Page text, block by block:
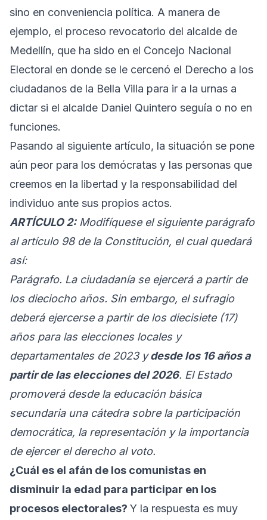
sino en conveniencia política. A manera de
ejemplo, el proceso revocatorio del alcalde de
Medellín, que ha sido en el Concejo Nacional
Electoral en donde se le cercenó el Derecho a los
ciudadanos de la Bella Villa para ir a la urnas a
dictar si el alcalde Daniel Quintero seguía o no en
funciones.
Pasando al siguiente artículo, la situación se pone
aún peor para los demócratas y las personas que
creemos en la libertad y la responsabilidad del
individuo ante sus propios actos.
ARTÍCULO 2:Modifíquese el siguiente parágrafo
al artículo 98 de la Constitución, el cual quedará
así:
Parágrafo. La ciudadanía se ejercerá a partir de
los dieciocho años. Sin embargo, el sufragio
deberá ejercerse a partir de los diecisiete (17)
años para las elecciones locales y
departamentales de 2023 ydesde los 16 años a
partir de las elecciones del 2026. El Estado
promoverá desde la educación básica
secundaria una cátedra sobre la participación
democrática, la representación y la importancia
de ejercer el derecho al voto.
¿Cuál es el afán de los comunistas en
disminuir la edad para participar en los
procesos electorales? Y la respuesta es muy